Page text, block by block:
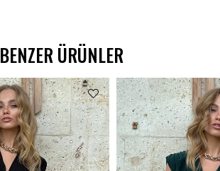
BENZER ÜRÜNLER
₺479,99
₺799,99